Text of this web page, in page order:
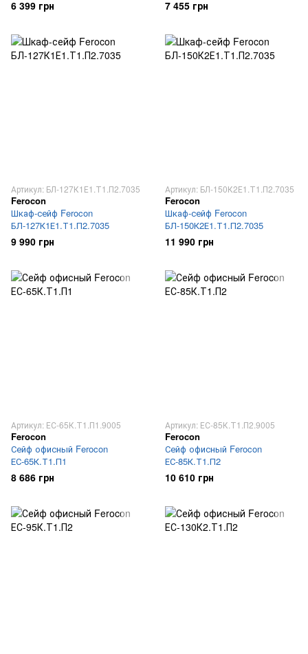
6 399 грн 7 455 грн
Артикул: БЛ-127К1Е1.Т1.П2.7035
Ferocon
Шкаф-сейф Ferocon
БЛ-127К1Е1.Т1.П2.7035
9 990 грн
Артикул: БЛ-150К2Е1.Т1.П2.7035
Ferocon
Шкаф-сейф Ferocon
БЛ-150К2Е1.Т1.П2.7035
11 990 грн
Артикул: ЕС-65К.Т1.П1.9005
Ferocon
Сейф офисный Ferocon
ЕС-65К.Т1.П1
8 686 грн
Артикул: ЕС-85К.Т1.П2.9005
Ferocon
Сейф офисный Ferocon
ЕС-85К.Т1.П2
10 610 грн